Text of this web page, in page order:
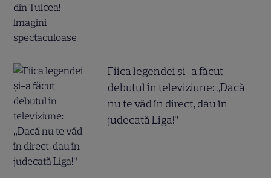
Fiica legendei și-a făcut
debutul în televiziune: „Dacă
nu te văd în direct, dau în
judecată Liga!”